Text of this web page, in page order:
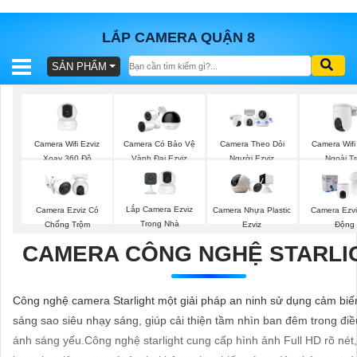
LẮP CAMERA QUẬN 8
BÁO
SẢN
PHẨM
TƯ
VẤN
LẮP
SẢN PHẨM
Camera Wifi Ezviz
Xoay 360 Độ
Camera Có Bảo Vệ
Vành Đai Ezviz
Camera Theo Dỏi
Người Ezviz
Camera
Ngoài
Camera Ezviz Có
Chống Trộm
Lắp Camera Ezviz
Trong Nhà
Camera Nhựa Plastic
Ezviz
Camera
Động
CAMERA CÔNG NGHỆ
Công nghệ camera Starlight một giải pháp an ninh sử dụng cảm
sáng sao siêu nhạy sáng, giúp cải thiện tầm nhìn ban đêm trong
ánh sáng yếu.Công nghệ starlight cung cấp hình ảnh Full HD rõ